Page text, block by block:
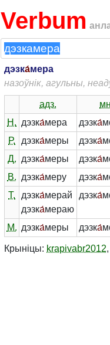
Verbum
дэзка́мера
назоўнік, агульны,
адз.
Н. дэзка́мера дэзка́
Р.
дэзка́меры дэзка́
Д. дэзка́меры дэзка́
В. дэзка́меру дэзка́
Т.
дэзка́мерай
дэзка́мераю
дэзка́
М. дэзка́меры дэзка́
Крыніцы: krapivabr2012,